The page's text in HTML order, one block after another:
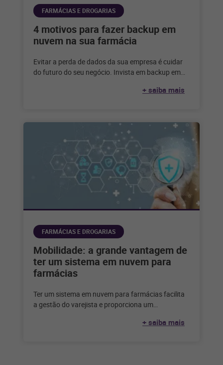
FARMÁCIAS E DROGARIAS
4 motivos para fazer backup em
nuvem na sua farmácia
Evitar a perda de dados da sua empresa é cuidar
do futuro do seu negócio. Invista em backup em
+ saiba mais
FARMÁCIAS E DROGARIAS
Mobilidade: a grande vantagem de
ter um sistema em nuvem para
farmácias
Ter um sistema em nuvem para farmácias facilita
a gestão do varejista e proporciona um
+ saiba mais